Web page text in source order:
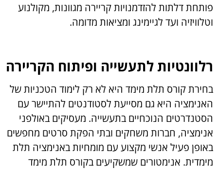
פותחת דלתות להזדמנויות קריירה מגוונות, מקולנוע
וטלוויזיה ועד לגיימינג ומציאות מדומה.
רלוונטיות לתעשייה ופיתוח הקריירה
בחירת קורס תלת מימד היא לא רק לימוד הטכניות של
האנימציה היא גם מסייעת לסטודנטים להתיישר עם
הסטנדרטים הנוכחיים בתעשייה. מעסיקים באולפני
אנימציה, חברות משחקים ובתי הפקת סרטים מחפשים
באופן פעיל אנשי מקצוע עם מומחיות באנימציה תלת
מימדית. אנימטורים שמשקיעים בקורס תלת מימד